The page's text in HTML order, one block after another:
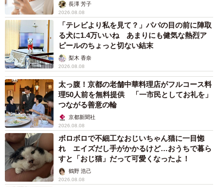
長澤 芳子
2026.08.08
「テレビより私を見て？」パパの目の前に陣取
る犬に1.4万いいね あまりにも健気な熱烈ア
ピールのちょっと切ない結末
梨木 香奈
2026.08.08
太っ腹！京都の老舗中華料理店がフルコース料
理50人前を無料提供 「一市民としてお礼を」
つながる善意の輪
京都新聞社
2026.08.08
ボロボロで不細工なおじいちゃん猫に一目惚
れ エイズだし手がかかるけど…おうちで暮ら
すと「おじ猫」だって可愛くなったよ！
鶴野 浩己
2026.08.08